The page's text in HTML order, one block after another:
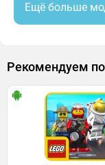
Ещё больше
Рекомендуем